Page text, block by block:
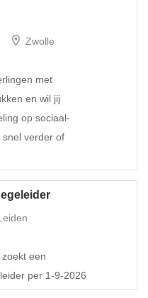
Zwolle
met
en wil jij
op sociaal-
verder of
een
per 1-9-2026